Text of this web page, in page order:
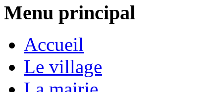
Menu principal
Accueil
Le village